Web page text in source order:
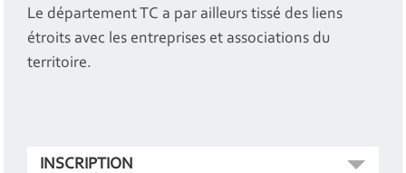
Le département TC a par ailleurs tissé des liens
étroits avec les entreprises et associations du
territoire.
INSCRIPTION